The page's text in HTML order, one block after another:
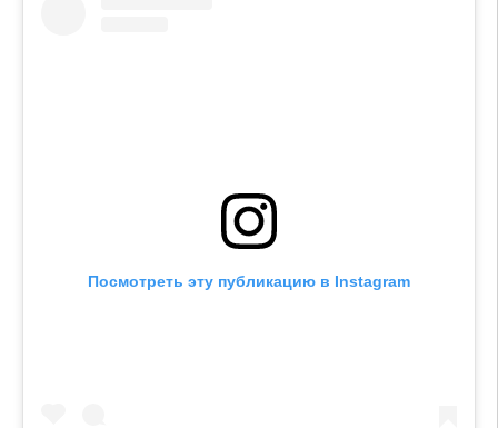
Посмотреть эту публикацию в Instagram